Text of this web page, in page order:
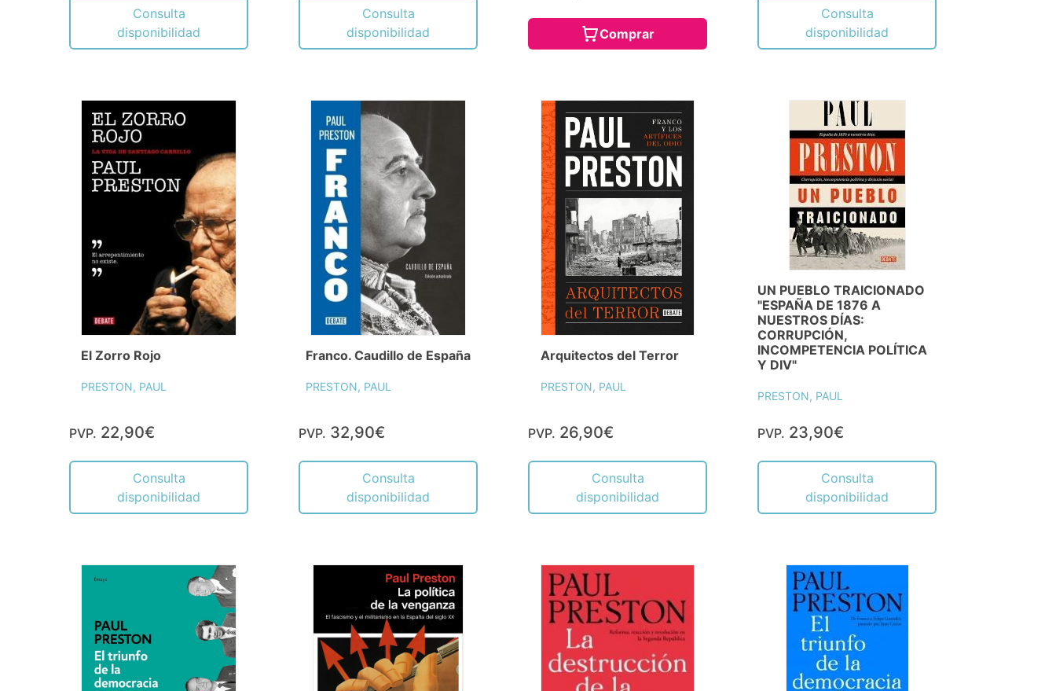
Consulta
disponibilidad
Consulta
disponibilidad
Comprar
Consulta
disponibilidad
El Zorro Rojo
PRESTON, PAUL
PVP. 22,90€
Consulta
disponibilidad
Franco. Caudillo de España
PRESTON, PAUL
PVP. 32,90€
Consulta
disponibilidad
Arquitectos del Terror
PRESTON, PAUL
PVP. 26,90€
Consulta
disponibilidad
UN PUEBLO TRAICIONADO
"ESPAÑA DE 1876 A
NUESTROS DÍAS:
CORRUPCIÓN,
INCOMPETENCIA POLÍTICA
Y DIV"
PRESTON, PAUL
PVP. 23,90€
Consulta
disponibilidad